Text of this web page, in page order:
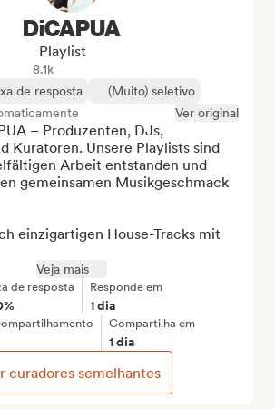
DiCAPUA
Playlist
8.1k
de resposta
(Muito) seletivo
Ver original
– Produzenten, DJs,
Kuratoren. Unsere Playlists sind
Arbeit entstanden und
gemeinsamen Musikgeschmack
einzigartigen House-Tracks mit
Veja mais
de resposta Responde em
1 dia
Compartilha em
1 dia
curadores semelhantes